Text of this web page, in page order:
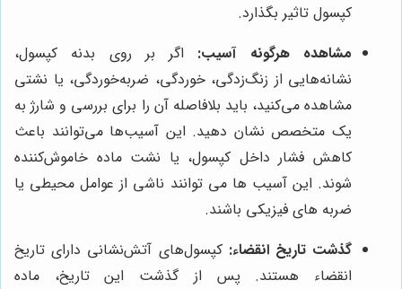
کپسول تاثیر بگذارد.
مشاهده هرگونه آسیب: اگر بر روی بدنه کپسول،
نشانه‌هایی از زنگ‌زدگی، خوردگی، ضربه‌خوردگی، یا نشتی
مشاهده می‌کنید، باید بلافاصله آن را برای بررسی و شارژ به
یک متخصص نشان دهید. این آسیب‌ها می‌توانند باعث
کاهش فشار داخل کپسول، یا نشت ماده خاموش‌کننده
شوند. این آسیب ها می توانند ناشی از عوامل محیطی یا
ضربه های فیزیکی باشند.
گذشت تاریخ انقضاء: کپسول‌های آتش‌نشانی دارای تاریخ
انقضاء هستند. پس از گذشت این تاریخ، ماده